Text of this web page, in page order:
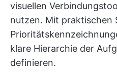
visuellen
nutzen. Mit praktischen
klare Hierarchie der
definieren.